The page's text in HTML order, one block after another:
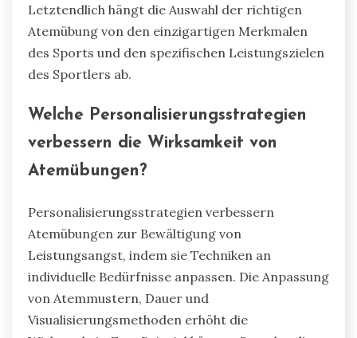
Letztendlich hängt die Auswahl der richtigen
Atemübung von den einzigartigen Merkmalen
des Sports und den spezifischen Leistungszielen
des Sportlers ab.
Welche Personalisierungsstrategien
verbessern die Wirksamkeit von
Atemübungen?
Personalisierungsstrategien verbessern
Atemübungen zur Bewältigung von
Leistungsangst, indem sie Techniken an
individuelle Bedürfnisse anpassen. Die Anpassung
von Atemmustern, Dauer und
Visualisierungsmethoden erhöht die